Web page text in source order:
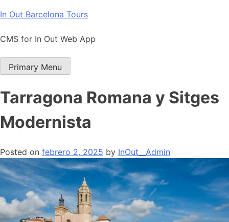
Skip
content
In Out Barcelona Tours
CMS for In Out Web App
Primary Menu
Tarragona Romana y Sitges
Modernista
Posted on febrero 2, 2025 by InOut__Admin